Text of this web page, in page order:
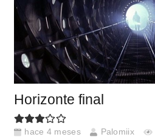
Horizonte final
hace 4 meses Palomiix